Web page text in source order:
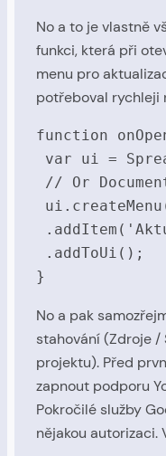
No a to je vlastně
funkci, která při
menu pro
potřeboval rychleji
function
var ui =
// Or
.addToUi();
}
No a pak
stahování (Zdroje
projektu). Před
zapnout podporu
Pokročilé služby
nějakou autorizaci.